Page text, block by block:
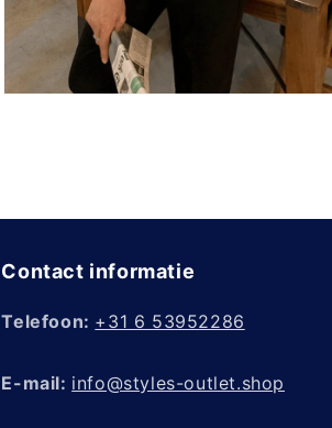
Contact informatie
Telefoon: +31 6 53952286
E-mail: info@styles-outlet.shop